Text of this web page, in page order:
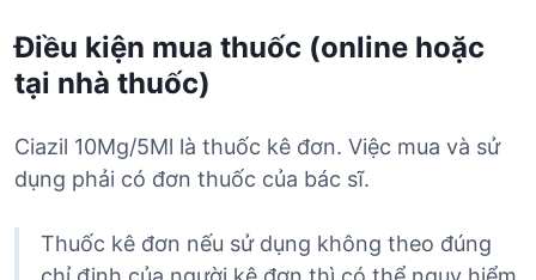
Điều kiện mua thuốc (online hoặc
tại nhà thuốc)
Ciazil 10Mg/5Ml là thuốc kê đơn. Việc mua và sử
dụng phải có đơn thuốc của bác sĩ.
Thuốc kê đơn nếu sử dụng không theo đúng